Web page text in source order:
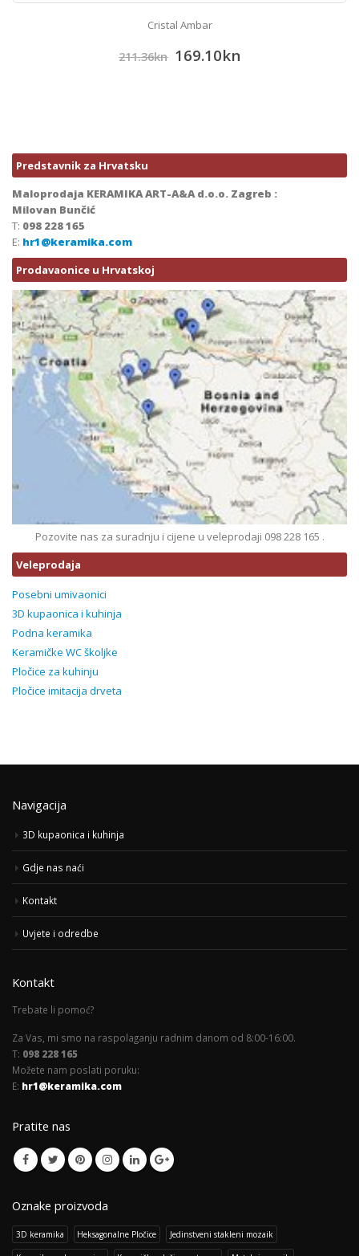
Cristal Ambar
211.36kn 169.10kn
Predstavnik za Hrvatsku
Maloprodaja KERAMIKA ART-A&A d.o.o. Zagreb :
Milovan Bunčić
T: 098 228 165
E: hr1@keramika.com
Prodavaonice u Hrvatskoj
Pozovite nas za suradnju i cijene u veleprodaji 098 228 165 .
Veleprodaja
Posebni umivaonici
3D kupaonica i kuhinja
Podna keramika
Keramičke WC školjke
Pločice za kuhinju
Pločice imitacija drveta
Navigacija
3D kupaonica i kuhinja
Gdje nas naći
Kontakt
Uvjete i odredbe
Kontakt
Trebate li pomoć?
Za Vas, mi smo na raspolaganju radnim danom od 8:00-16:00.
T: 098 228 165
Možete nam poslati poruku:
E: hr1@keramika.com
Pratite nas
Oznake proizvoda
3D keramika Heksagonalne Pločice Jedinstveni stakleni mozaik